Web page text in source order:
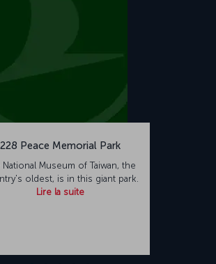
228 Peace Memorial Park
National Museum of Taiwan, the
oldest, is in this giant park.
Lire la suite